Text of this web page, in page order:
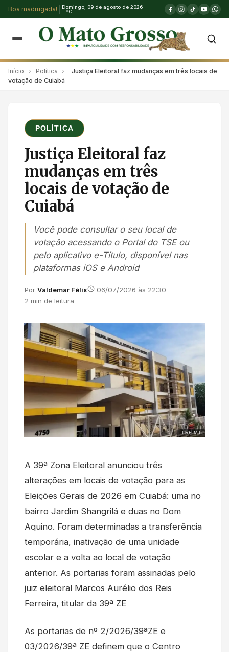
Boa madrugada!
Domingo, 09 de agosto de 2026
--°C
Início › Política ›
Justiça Eleitoral faz mudanças em três locais de
votação de Cuiabá
POLÍTICA
Justiça Eleitoral faz
mudanças em três
locais de votação de
Cuiabá
Você pode consultar o seu local de
votação acessando o Portal do TSE ou
pelo aplicativo e-Título, disponível nas
plataformas iOS e Android
Por Valdemar Félix
06/07/2026 às 22:30
2 min de leitura
TRE-MT
A 39ª Zona Eleitoral anunciou três
alterações em locais de votação para as
Eleições Gerais de 2026 em Cuiabá: uma no
bairro Jardim Shangrilá e duas no Dom
Aquino. Foram determinadas a transferência
temporária, inativação de uma unidade
escolar e a volta ao local de votação
anterior. As portarias foram assinadas pelo
juiz eleitoral Marcos Aurélio dos Reis
Ferreira, titular da 39ª ZE
As portarias de nº 2/2026/39ªZE e
03/2026/39ª ZE definem que o Centro